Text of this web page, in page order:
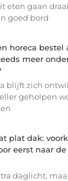
eten gaan
goed bord
horeca bestel
meer
blijft zich
geholpen
plat dak:
eerst naar
daglicht,